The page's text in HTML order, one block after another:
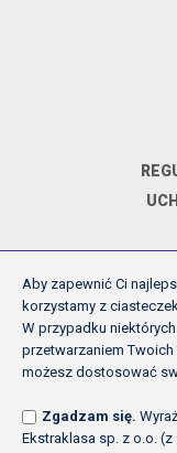
Aby zapewnić Ci
korzystamy z
W przypadku
przetwarzaniem
możesz dostosować
Zgadzam się.
Ekstraklasa sp. z o.o. (z